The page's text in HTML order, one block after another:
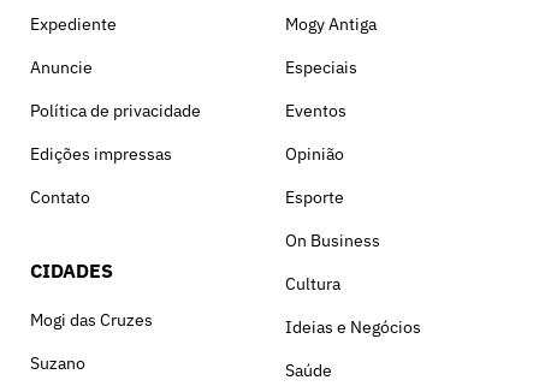
Expediente
Anuncie
Política de privacidade
Edições impressas
Contato
CIDADES
Mogi das Cruzes
Suzano
Mogy Antiga
Especiais
Eventos
Opinião
Esporte
On Business
Cultura
Ideias e Negócios
Saúde